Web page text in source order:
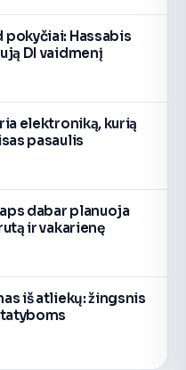
pokyčiai: Hassabis
DI vaidmenį
elektroniką, kurią
pasaulis
dabar planuoja
ir vakarienę
iš atliekų: žingsnis